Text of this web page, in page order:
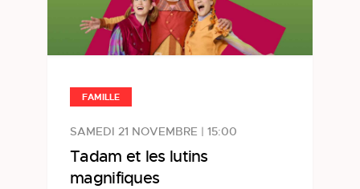
FAMILLE
SAMEDI 21 NOVEMBRE | 15:00
Tadam et les lutins
magnifiques